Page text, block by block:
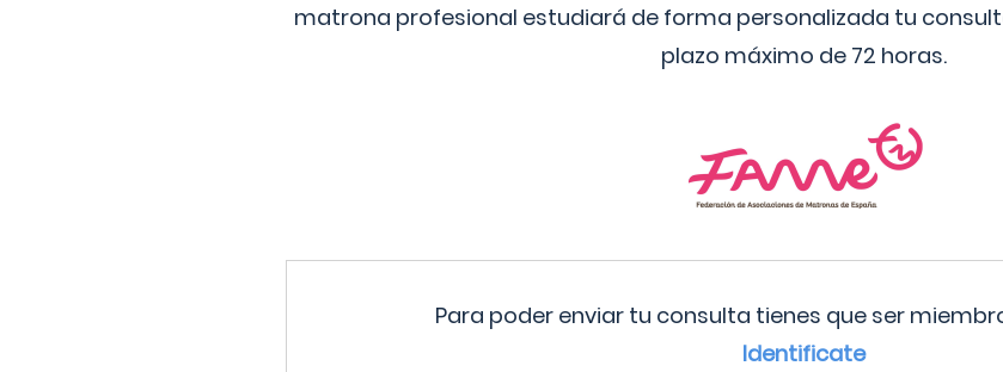
matrona profesional estudiará de forma personalizada tu
plazo máximo de 72 horas.
Para poder enviar tu consulta tienes que ser miembro
Identificate